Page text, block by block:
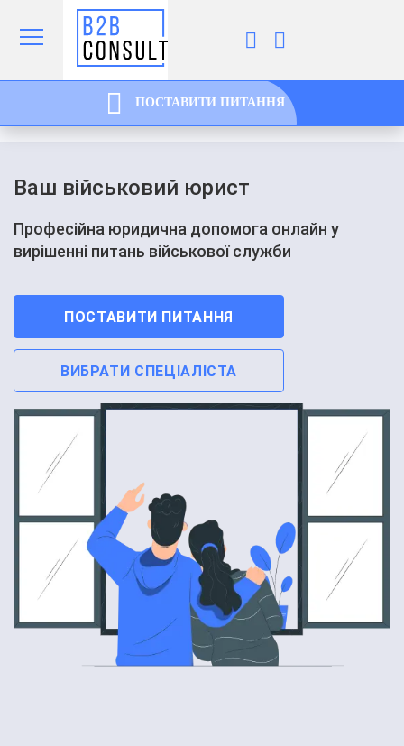
ПОСТАВИТИ ПИТАННЯ
Ваш військовий юрист
Професійна юридична допомога онлайн у
вирішенні питань військової служби
ПОСТАВИТИ ПИТАННЯ
ВИБРАТИ СПЕЦІАЛІСТА